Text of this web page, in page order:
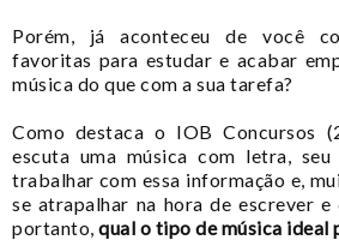
Porém, já aconteceu de você
favoritas para estudar e acabar
música do que com a sua tarefa?
Como destaca o IOB Concursos
escuta uma música com letra,
trabalhar com essa informação e,
se atrapalhar na hora de escrever e
portanto, qual o tipo de música ideal